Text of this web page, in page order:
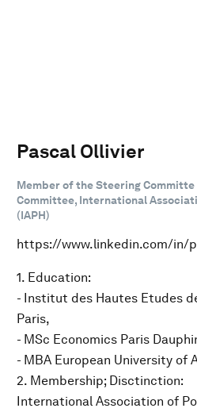
Pascal Ollivier
Member of the Steering
Committee, International
(IAPH)
https://www.linkedin.com/in/
1. Education:
- Institut des Hautes Etudes
Paris,
- MSc Economics Paris
- MBA European University of
2. Membership; Disctinction:
International Association of